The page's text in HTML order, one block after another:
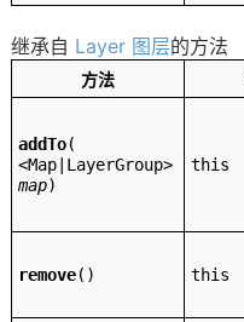
继承自 Layer 图层的方法
方法
addTo(
<Map|LayerGroup>
map)
this
remove() this